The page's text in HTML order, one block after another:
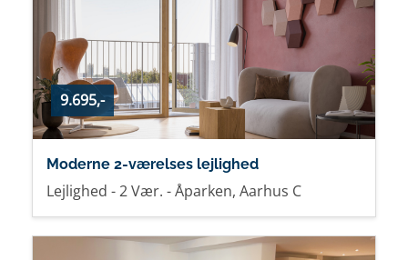
9.695,-
Moderne 2-værelses lejlighed
Lejlighed - 2 Vær. - Åparken, Aarhus C